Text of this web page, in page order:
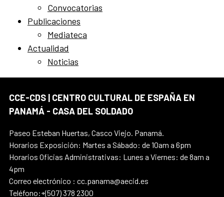
Convocatorias
Publicaciones
Mediateca
Actualidad
Noticias
CCE-CDS | CENTRO CULTURAL DE ESPAÑA EN
PANAMÁ - CASA DEL SOLDADO
Paseo Esteban Huertas, Casco Viejo. Panamá.
Horarios Exposición: Martes a Sábado: de 10am a 6pm
Horarios Oficias Administrativas: Lunes a Viernes: de 8am a
4pm
Correo electrónico : cc.panama@aecid.es
Teléfono:+(507) 378 2300